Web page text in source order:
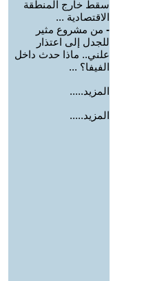
سقط خارج المنطقة
الاقتصادية ...
- من مشروع مثير
للجدل إلى اعتذار
علني.. ماذا حدث داخل
الفيفا؟ ...
المزيد.....
المزيد.....